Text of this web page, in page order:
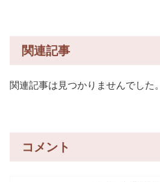
関連記事
関連記事は見つかりませんでした。
コメント